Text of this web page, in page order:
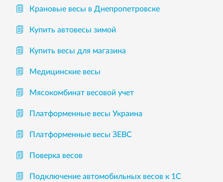
Крановые весы в Днепропетровске
Купить автовесы зимой
Купить весы для магазина
Медицинские весы
Мясокомбинат весовой учет
Платформенные весы Украина
Платформенные весы ЗЕВС
Поверка весов
Подключение автомобильных весов к 1С